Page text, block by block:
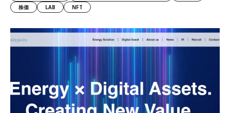
株価
LAB NFT